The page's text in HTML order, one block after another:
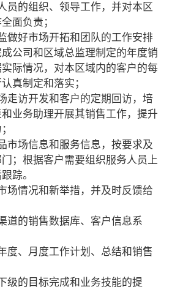
员的组织、领导工作，并对本区
面负责；
做好市场开拓和团队的工作安排
公司和区域总监理制定的年度销
际情况，对本区域内的客户的每
真制定和落实；
走访开发和客户的定期回访，培
业务助理开展其销售工作，提升
市场信息和服务信息，按要求及
；根据客户需要组织服务人员上
踪。
场情况和新举措，并及时反馈给
道的销售数据库、客户信息系
度、月度工作计划、总结和销售
级的目标完成和业务技能的提